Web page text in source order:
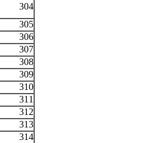
304
305
306
307
308
309
310
311
312
313
314